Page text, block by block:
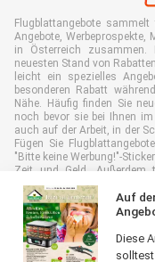
Auf
Diese
Flugblattangebote
Angebote,
in Österreich
neuesten Stand von
leicht ein spezielles
besonderen Rabatt
Nähe. Häufig finden Sie
noch bevor sie bei Ihnen
auch auf der Arbeit, in der
Fügen Sie
"Bitte keine Werbung!"-
Zeit und Geld.
Reduktion bei, was gut für